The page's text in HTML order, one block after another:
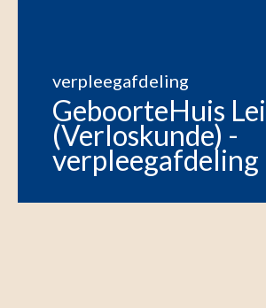
verpleegafdeling
GeboorteHuis
(Verloskunde) -
verpleegafdeling